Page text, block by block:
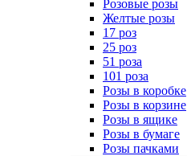
Розовые розы
Желтые розы
17 роз
25 роз
51 роза
101 роза
Розы в коробке
Розы в корзине
Розы в ящике
Розы в бумаге
Розы пачками